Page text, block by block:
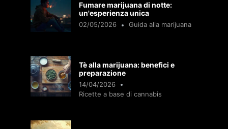
Fumare marijuana di notte:
un'esperienza unica
02/05/2026 Guida alla marijuana
Tè alla marijuana: benefici e
preparazione
14/04/2026
Ricette a base di cannabis